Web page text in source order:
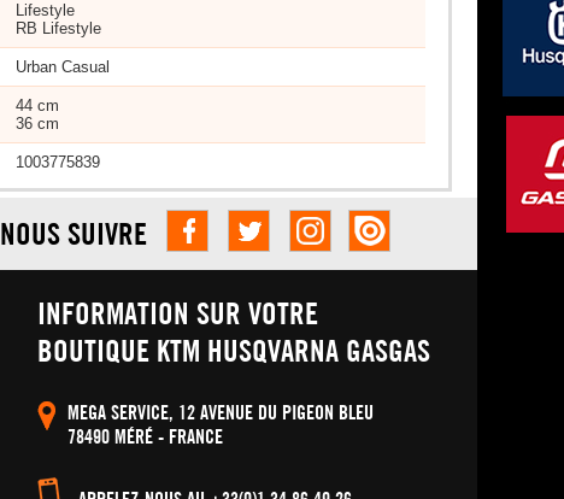
Lifestyle
RB Lifestyle
Urban Casual
44 cm
36 cm
1003775839
NOUS SUIVRE
INFORMATION SUR VOTRE
BOUTIQUE KTM HUSQVARNA GASGAS
MEGA SERVICE, 12 AVENUE DU PIGEON BLEU
78490 MÉRÉ - FRANCE